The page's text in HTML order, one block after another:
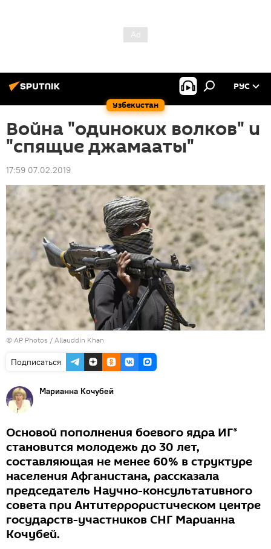
Узбекистан
РУС
Война "одиноких волков" и
"спящие джамааты"
17:59 07.02.2019
© AP Photos / Allauddin Khan
Подписаться
Марианна Кочубей
Основой пополнения боевого ядра ИГ*
становится молодежь до 30 лет,
составляющая не менее 60% в структуре
населения Афганистана, рассказала
председатель Научно-консультативного
совета при Антитеррористическом центре
государств-участников СНГ Марианна
Кочубей.